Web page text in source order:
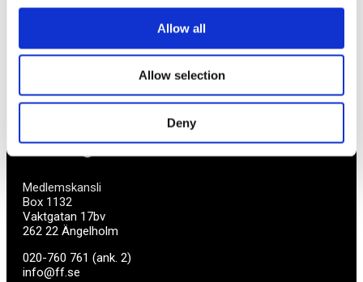
Allow all
Allow selection
Deny
Företagarförbundet
Medlemskansli
Box 1132
Vaktgatan 17bv
262 22 Ängelholm
020-760 761 (ank. 2)
info@ff.se
mycket mer. Vi fokuserar på soloföretagare och små
företag med företagaren i fokus. Vi är själva